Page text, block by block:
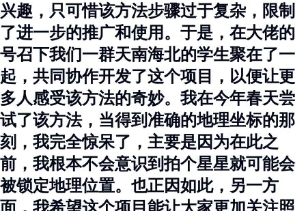
兴趣，只可惜该方法步骤过于复杂，限制
了进一步的推广和使用。于是，在大佬的
号召下我们一群天南海北的学生聚在了一
起，共同协作开发了这个项目，以便让更
多人感受该方法的奇妙。我在今年春天尝
试了该方法，当得到准确的地理坐标的那
刻，我完全惊呆了，主要是因为在此之
前，我根本不会意识到拍个星星就可能会
被锁定地理位置。也正因如此，另一方